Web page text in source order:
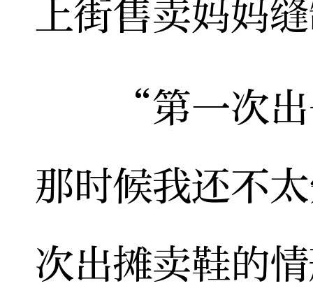
上街售卖妈妈
“第一次出
那时候我还不
次出摊卖鞋的